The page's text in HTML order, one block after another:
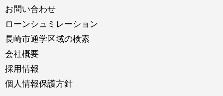
お問い合わせ
ローンシュミレーション
長崎市通学区域の検索
会社概要
採用情報
個人情報保護方針